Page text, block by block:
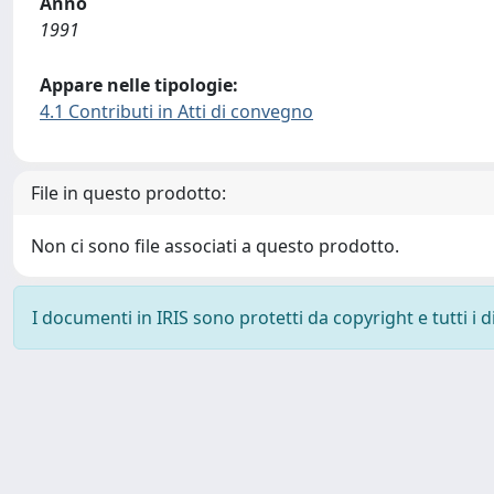
1991
Appare nelle tipologie:
4.1 Contributi in Atti di convegno
File in questo prodotto:
Non ci sono file associati a questo prodotto.
I documenti in IRIS sono protetti da copyright e tutti i